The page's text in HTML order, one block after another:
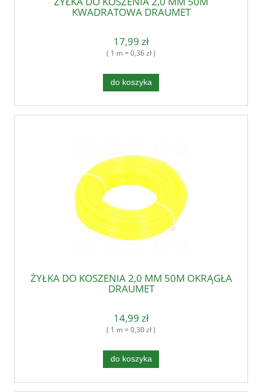
KWADRATOWA DRAUMET
17,99 zł
( 1 m = 0,36 zł )
do koszyka
ŻYŁKA DO KOSZENIA 2,0 MM 50M OKRĄGŁA
DRAUMET
14,99 zł
( 1 m = 0,30 zł )
do koszyka